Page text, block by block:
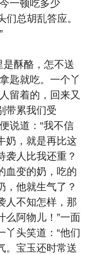
一顿吃多少
们总胡乱答应。
酥酪，怎不送
匙就吃。一个丫
留着的，回来又
带累我们受
说道：“我不信
奶，就是再比这
袭人比我还重？
血变的奶，吃的
，他就生气了？
人不知怎样，那
么阿物儿！”一面
丫头笑道：“他们
。宝玉还时常送